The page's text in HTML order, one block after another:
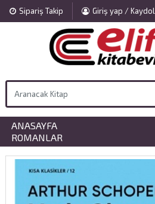
Sipariş Takip Giriş yap / Kaydol
ANASAYFA
ROMANLAR